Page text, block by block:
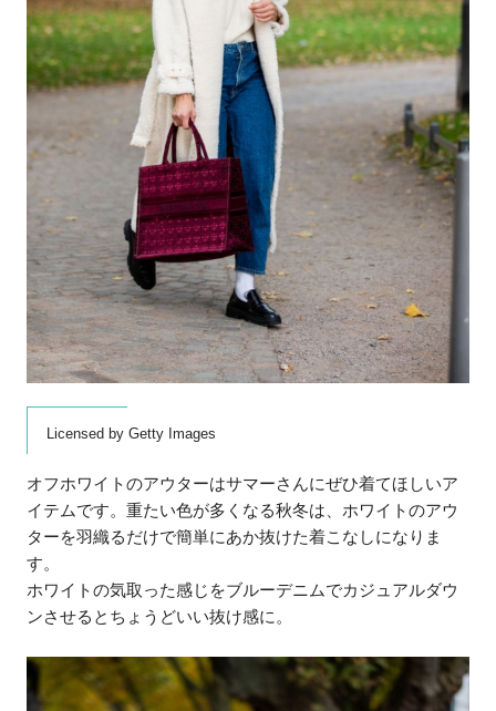
Licensed by Getty Images
オフホワイトのアウターはサマーさんにぜひ着てほしいア
イテムです。重たい色が多くなる秋冬は、ホワイトのアウ
ターを羽織るだけで簡単にあか抜けた着こなしになりま
す。
ホワイトの気取った感じをブルーデニムでカジュアルダウ
ンさせるとちょうどいい抜け感に。